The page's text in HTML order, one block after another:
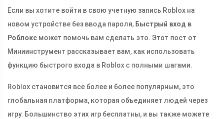
Если вы хотите войти в свою учетную запись Roblox на
новом устройстве без ввода пароля, Быстрый вход в
Роблокс может помочь вам сделать это. Этот пост от
Миниинструмент рассказывает вам, как использовать
функцию быстрого входа в Roblox с полными шагами.
Roblox становится все более и более популярным, это
глобальная платформа, которая объединяет людей через
игру. Большинство этих игр бесплатны, и вы также можете